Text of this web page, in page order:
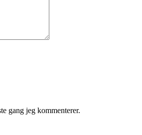
gang jeg kommenterer.